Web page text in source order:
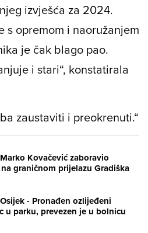
izvješća za 2024.
s opremom i naoružanjem
je čak blago pao.
i stari“, konstatirala
zaustaviti i preokrenuti.“
Marko Kovačević zaboravio
graničnom prijelazu Gradiška
Osijek - Pronađen ozlijeđeni
u parku, prevezen je u bolnicu